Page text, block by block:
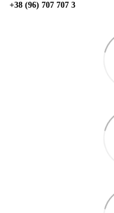
+38 (96) 707 707 3